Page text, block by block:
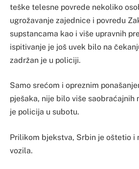
teške telesne povrede nekoliko
ugrožavanje zajednice i povredu
supstancama kao i više upravnih
ispitivanje je još uvek bilo na
zadržan je u policiji.
Samo srećom i opreznim
pješaka, nije bilo više saobraćajnih
je policija u subotu.
Prilikom bjekstva, Srbin je oštetio i
vozila.